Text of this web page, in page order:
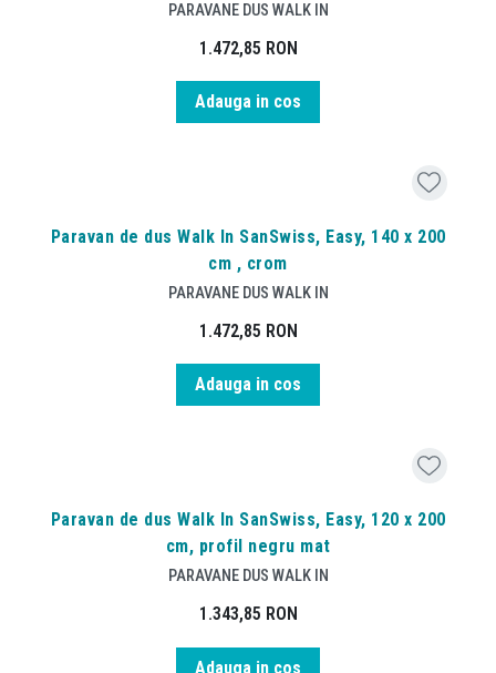
PARAVANE DUS WALK IN
1.472,85 RON
Adauga in cos
Paravan de dus Walk In SanSwiss, Easy, 140 x 200
cm , crom
PARAVANE DUS WALK IN
1.472,85 RON
Adauga in cos
Paravan de dus Walk In SanSwiss, Easy, 120 x 200
cm, profil negru mat
PARAVANE DUS WALK IN
1.343,85 RON
Adauga in cos